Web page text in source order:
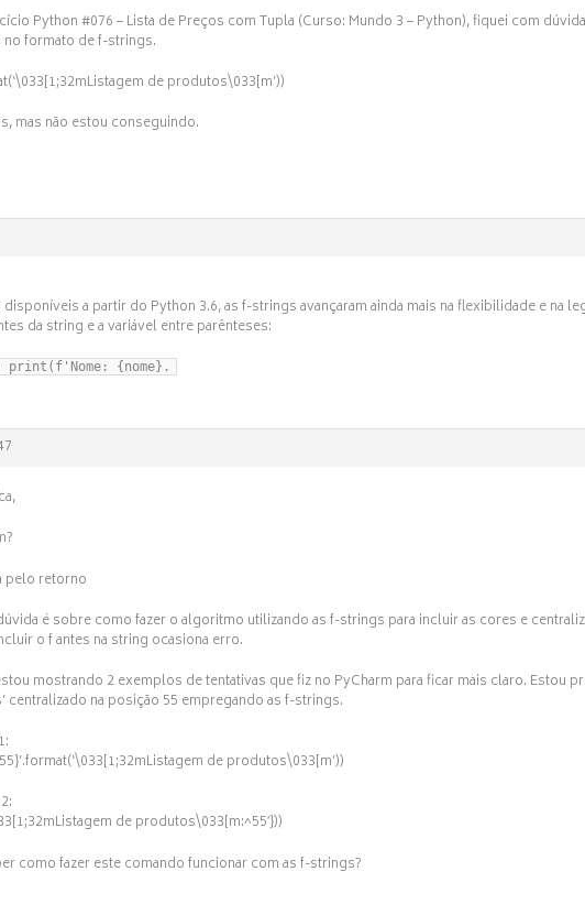
Python #076 – Lista de Preços com Tupla (Curso: Mundo 3 – Python), fiquei com
formato de f-strings.
de produtos\033[m’))
mas não estou conseguindo.
a partir do Python 3.6, as f-strings avançaram ainda mais na flexibilidade e na
da string e a variável entre parênteses:
print(f'Nome: {nome}.
pelo retorno
é sobre como fazer o algoritmo utilizando as f-strings para incluir as cores e
o f antes na string ocasiona erro.
mostrando 2 exemplos de tentativas que fiz no PyCharm para ficar mais claro. Estou
centralizado na posição 55 empregando as f-strings.
de produtos\033[m’))
de produtos\033[m:^55′}))
como fazer este comando funcionar com as f-strings?